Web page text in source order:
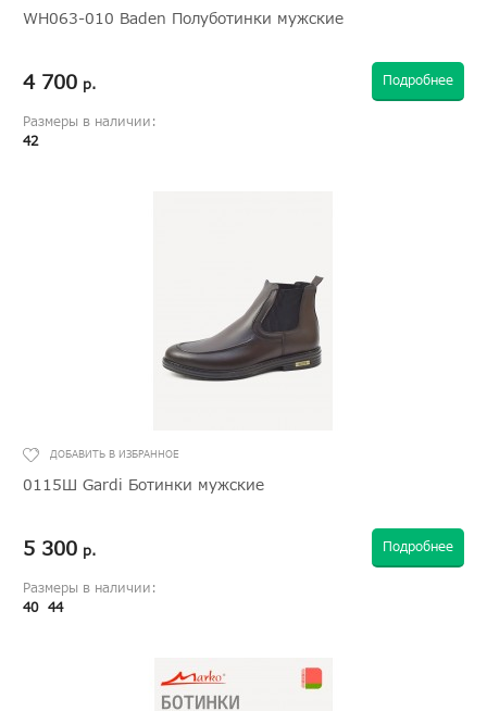
WH063-010 Baden Полуботинки мужские
4 700 р. Подробнее
Размеры в наличии:
42
0115Ш Gardi Ботинки мужские
5 300 р. Подробнее
Размеры в наличии:
40 44